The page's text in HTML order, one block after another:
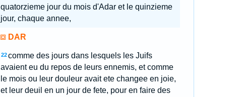
quatorzieme jour du mois d'Adar et le quinzieme
jour, chaque annee,
DAR
22 comme des jours dans lesquels les Juifs
avaient eu du repos de leurs ennemis, et comme
le mois ou leur douleur avait ete changee en joie,
et leur deuil en un jour de fete, pour en faire des